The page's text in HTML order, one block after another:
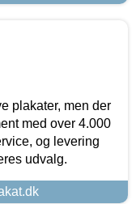
plakater, men der
med over 4.000
og levering
udvalg.